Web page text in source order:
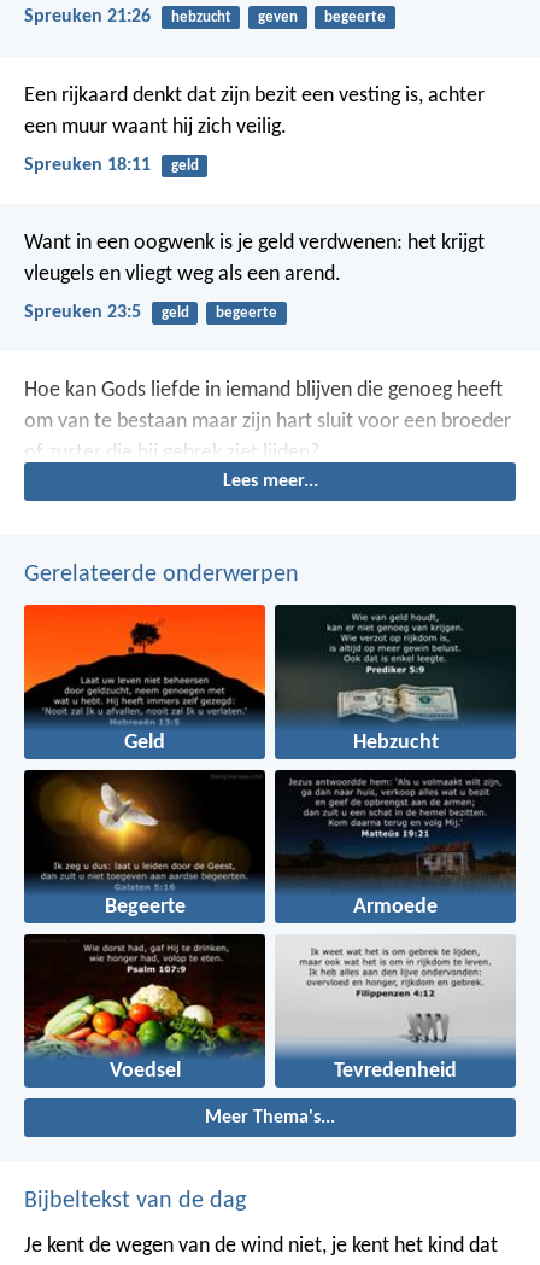
Spreuken 21:26 hebzucht geven begeerte
Een rijkaard denkt dat zijn bezit een vesting is, achter
een muur waant hij zich veilig.
Spreuken 18:11 geld
Want in een oogwenk is je geld verdwenen: het krijgt
vleugels en vliegt weg als een arend.
Spreuken 23:5 geld begeerte
Hoe kan Gods liefde in iemand blijven die genoeg heeft
om van te bestaan maar zijn hart sluit voor een broeder
of zuster die hij gebrek ziet lijden?
Lees meer...
Gerelateerde onderwerpen
Geld Hebzucht
Begeerte Armoede
Voedsel Tevredenheid
Meer Thema's...
Bijbeltekst van de dag
Je kent de wegen van de wind niet, je kent het kind dat